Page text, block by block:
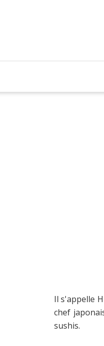
Il s'appelle
chef
sushis.